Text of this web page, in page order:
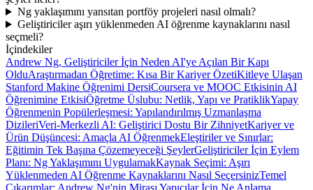
Ng yaklaşımını yansıtan portföy projeleri nasıl olmalı?
Geliştiriciler aşırı yüklenmeden AI öğrenme kaynaklarını nasıl
seçmeli?
İçindekiler
Andrew Ng, Geliştiriciler İçin Neden AI'ye Açılan Bir Kapı
OlduAraştırmadan Öğretime: Kısa Bir Kariyer ÖzetiKitleye Ulaşan
Stanford Makine Öğrenimi DersiCoursera ve MOOC Etkisinin AI
Öğrenimine EtkisiÖğretme Üslubu: Netlik, Yapı ve PratiklikYapay
Öğrenmenin Popülerleşmesi: Yapılandırılmış Uzmanlaşma
DizileriVeri-Merkezli AI: Geliştirici Dostu Bir ZihniyetKariyer ve
Ürün Düşüncesi: Amaçla AI ÖğrenmekEleştiriler ve Sınırlar:
Eğitimin Tek Başına Çözemeyeceği ŞeylerGeliştiriciler İçin Eylem
Planı: Ng Yaklaşımını UygulamakKaynak Seçimi: Aşırı
Yüklenmeden AI Öğrenme Kaynaklarını Nasıl SeçersinizTemel